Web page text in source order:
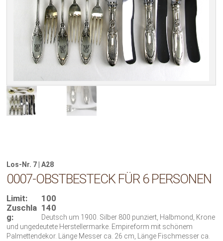
Los-Nr. 7 | A28
0007-OBSTBESTECK FÜR 6 PERSONEN
Limit:
100
Zuschla
g:
140
Deutsch um 1900. Silber 800 punziert, Halbmond, Krone
und ungedeutete Herstellermarke. Empireform mit schönem
Palmettendekor. Länge Messer ca. 26 cm, Länge Fischmesser ca.